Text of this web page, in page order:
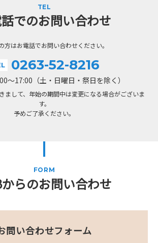
TEL
でのお問い合わせ
方はお電話でお問い合わせください。
0263-52-8216
～17:00（土・日曜日・祭日を除く）
まして、年始の期間中は変更になる場合がございま
す。
予めご了承ください。
FORM
からのお問い合わせ
問い合わせフォーム